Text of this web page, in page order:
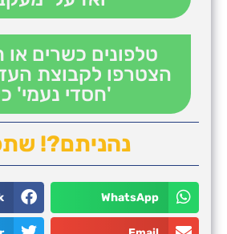
טלפונים כשרים או
הצטרפו לקבוצת
'חסדי נעמי'
נהניתם?!
WhatsApp